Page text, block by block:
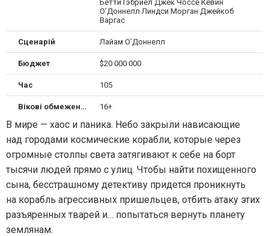
Бетти Гэбриел Джек Чоссе Кевин
О’Доннелл Линдси Морган Джейкоб
Варгас
Сценарій Лайам О’Доннелл
Бюджет $20 000 000
Час 105
Вікові обмеження 16+
В мире — хаос и паника. Небо закрыли нависающие
над городами космические корабли, которые через
огромные столпы света затягивают к себе на борт
тысячи людей прямо с улиц. Чтобы найти похищенного
сына, бесстрашному детективу придется проникнуть
на корабль агрессивных пришельцев, отбить атаку этих
разъяренных тварей и… попытаться вернуть планету
землянам.